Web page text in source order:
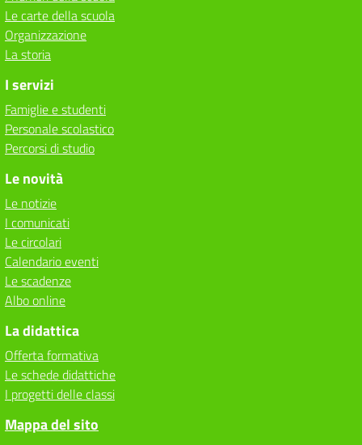
Le carte della scuola
Organizzazione
La storia
I servizi
Famiglie e studenti
Personale scolastico
Percorsi di studio
Le novità
Le notizie
I comunicati
Le circolari
Calendario eventi
Le scadenze
Albo online
La didattica
Offerta formativa
Le schede didattiche
I progetti delle classi
Mappa del sito